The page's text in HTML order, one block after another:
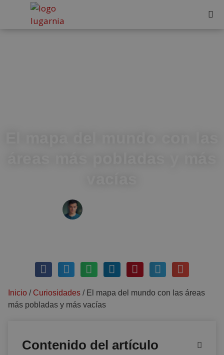
Inicio / Curiosidades / El mapa del mundo con las áreas
más pobladas y más vacías
Contenido del artículo